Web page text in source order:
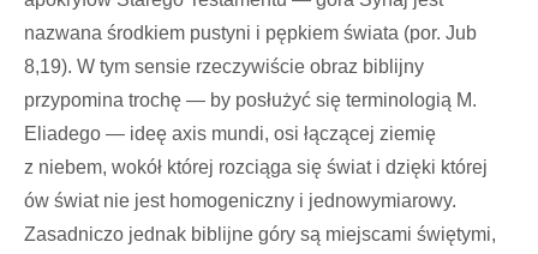
nazwana środkiem pustyni i pępkiem świata (por. Jub
8,19). W tym sensie rzeczywiście obraz biblijny
przypomina trochę — by posłużyć się terminologią M.
Eliadego — ideę axis mundi, osi łączącej ziemię
z niebem, wokół której rozciąga się świat i dzięki której
ów świat nie jest homogeniczny i jednowymiarowy.
Zasadniczo jednak biblijne góry są miejscami świętymi,